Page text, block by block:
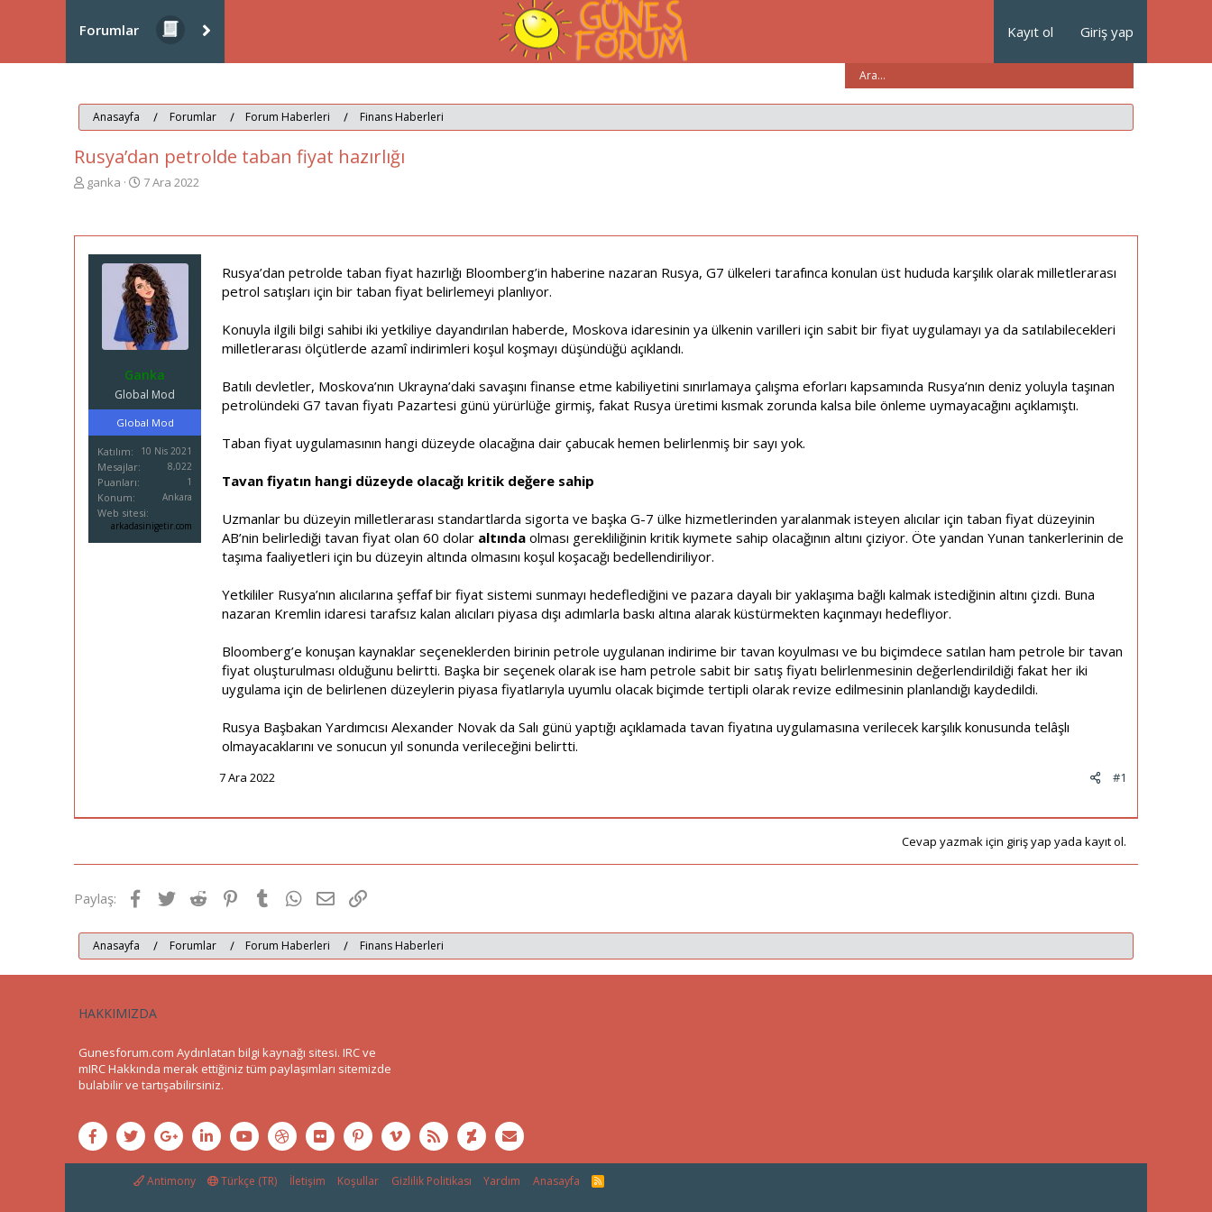
Forumlar Kayıt ol Giriş yap
Anasayfa Forumlar Forum Haberleri Finans Haberleri
Rusya’dan petrolde taban fiyat hazırlığı
K
ganka
B
n
g
ı
ç
t
a
i
h
i
7 Ara 2022
Ganka
Global Mod
Global Mod
Katılım 10 Nis 2021
Mesajlar 8,022
Puanları 1
Konum Ankara
Web sitesi
arkadasinigetir.com
Rusya’dan petrolde taban fiyat hazırlığı Bloomberg’in haberine nazaran Rusya, G7 ülkeleri tarafınca konulan üst hududa karşılık olarak milletlerarası
petrol satışları için bir taban fiyat belirlemeyi planlıyor.
Konuyla ilgili bilgi sahibi iki yetkiliye dayandırılan haberde, Moskova idaresinin ya ülkenin varilleri için sabit bir fiyat uygulamayı ya da satılabilecekleri
milletlerarası ölçütlerde azamî indirimleri koşul koşmayı düşündüğü açıklandı.
Batılı devletler, Moskova’nın Ukrayna’daki savaşını finanse etme kabiliyetini sınırlamaya çalışma eforları kapsamında Rusya’nın deniz yoluyla taşınan
petrolündeki G7 tavan fiyatı Pazartesi günü yürürlüğe girmiş, fakat Rusya üretimi kısmak zorunda kalsa bile önleme uymayacağını açıklamıştı.
Taban fiyat uygulamasının hangi düzeyde olacağına dair çabucak hemen belirlenmiş bir sayı yok.
Tavan fiyatın hangi düzeyde olacağı kritik değere sahip
Uzmanlar bu düzeyin milletlerarası standartlarda sigorta ve başka G-7 ülke hizmetlerinden yaralanmak isteyen alıcılar için taban fiyat düzeyinin
AB’nin belirlediği tavan fiyat olan 60 dolar altındaolması gerekliliğinin kritik kıymete sahip olacağının altını çiziyor. Öte yandan Yunan tankerlerinin de
taşıma faaliyetleri için bu düzeyin altında olmasını koşul koşacağı bedellendiriliyor.
Yetkililer Rusya’nın alıcılarına şeffaf bir fiyat sistemi sunmayı hedeflediğini ve pazara dayalı bir yaklaşıma bağlı kalmak istediğinin altını çizdi. Buna
nazaran Kremlin idaresi tarafsız kalan alıcıları piyasa dışı adımlarla baskı altına alarak küstürmekten kaçınmayı hedefliyor.
Bloomberg’e konuşan kaynaklar seçeneklerden birinin petrole uygulanan indirime bir tavan koyulması ve bu biçimdece satılan ham petrole bir tavan
fiyat oluşturulması olduğunu belirtti. Başka bir seçenek olarak ise ham petrole sabit bir satış fiyatı belirlenmesinin değerlendirildiği fakat her iki
uygulama için de belirlenen düzeylerin piyasa fiyatlarıyla uyumlu olacak biçimde tertipli olarak revize edilmesinin planlandığı kaydedildi.
Rusya Başbakan Yardımcısı Alexander Novak da Salı günü yaptığı açıklamada tavan fiyatına uygulamasına verilecek karşılık konusunda telâşlı
olmayacaklarını ve sonucun yıl sonunda verileceğini belirtti.
#1
7 Ara 2022
Cevap yazmak için giriş yap yada kayıt ol.
Paylaş: Facebook
TwitterReddit Pinterest
Tumblr WhatsApp
E-postaLink
Anasayfa Forumlar Forum Haberleri Finans Haberleri
HAKKIMIZDA
Gunesforum.com Aydınlatan bilgi kaynağı sitesi. IRC ve
mIRC Hakkında merak ettiğiniz tüm paylaşımları sitemizde
bulabilir ve tartışabilirsiniz.
Antimony Türkçe (TR) İletişim Koşullar Gizlilik Politikası Yardım Anasayfa
R
S